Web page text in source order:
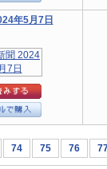
年5月7日
74 75 76